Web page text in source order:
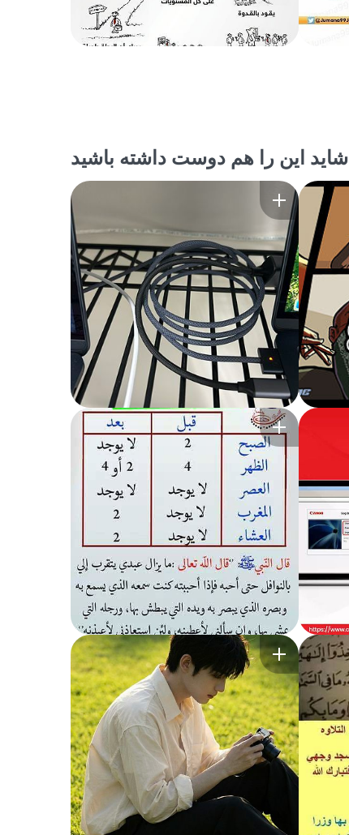
شاید این را هم دوست داشته باشید